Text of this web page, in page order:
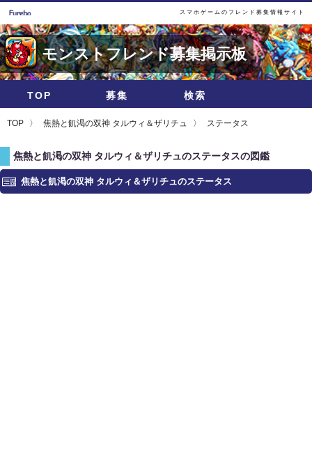
スマホゲームのフレンド募集情報サイト
モンストフレンド募集掲示板
TOP 募集 検索
TOP 焦熱と飢渇の双神 タルウィ＆ザリチュ ステータス
焦熱と飢渇の双神 タルウィ＆ザリチュのステータスの図鑑
焦熱と飢渇の双神 タルウィ＆ザリチュのステータス